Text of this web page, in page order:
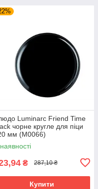
Luminarc Friend Time
чорне кругле для піци
мм (M0066)
₴ 287,10 ₴
Купити